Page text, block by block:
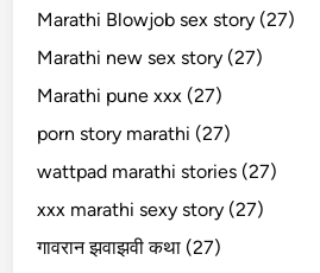
Marathi Blowjob sex story (27)
Marathi new sex story (27)
Marathi pune xxx (27)
porn story marathi (27)
wattpad marathi stories (27)
xxx marathi sexy story (27)
गावरान झवाझवी कथा (27)